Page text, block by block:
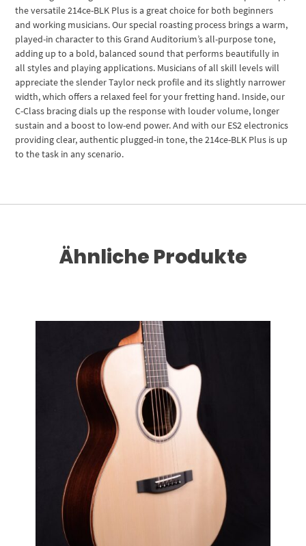
the versatile 214ce-BLK Plus is a great choice for both beginners
and working musicians. Our special roasting process brings a warm,
played-in character to this Grand Auditorium’s all-purpose tone,
adding up to a bold, balanced sound that performs beautifully in
all styles and playing applications. Musicians of all skill levels will
appreciate the slender Taylor neck profile and its slightly narrower
width, which offers a relaxed feel for your fretting hand. Inside, our
C-Class bracing dials up the response with louder volume, longer
sustain and a boost to low-end power. And with our ES2 electronics
providing clear, authentic plugged-in tone, the 214ce-BLK Plus is up
to the task in any scenario.
Ähnliche Produkte